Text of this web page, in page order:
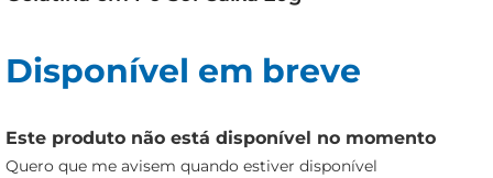
Disponível em breve
Este produto não está disponível no momento
Quero que me avisem quando estiver disponível
azeite